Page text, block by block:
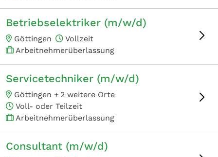
Betriebselektriker (m/w/d)
Göttingen
Vollzeit
Arbeitnehmerüberlassung
Servicetechniker (m/w/d)
Göttingen + 2 weitere Orte
Voll- oder Teilzeit
Arbeitnehmerüberlassung
Consultant (m/w/d)